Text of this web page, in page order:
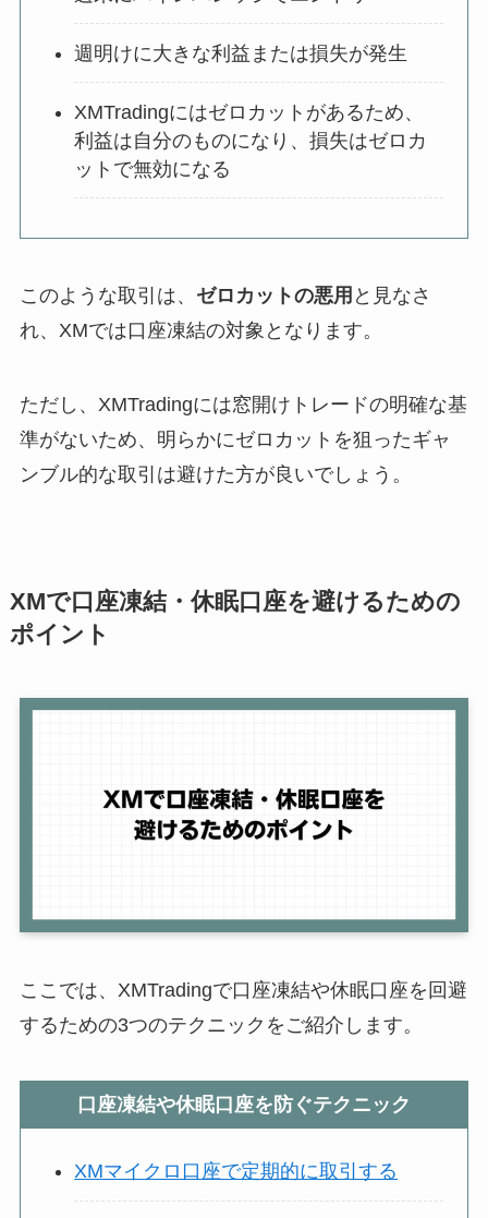
週明けに大きな利益または損失が発生
XMTradingにはゼロカットがあるため、
利益は自分のものになり、損失はゼロカ
ットで無効になる
このような取引は、 ゼロカットの悪用 と見なさ
れ、XMでは口座凍結の対象となります。
ただし、XMTradingには窓開けトレードの明確な基
準がないため、明らかにゼロカットを狙ったギャ
ンブル的な取引は避けた方が良いでしょう。
XMで口座凍結・休眠口座を避けるための
ポイント
ここでは、XMTradingで口座凍結や休眠口座を回避
するための3つのテクニックをご紹介します。
口座凍結や休眠口座を防ぐテクニック
XMマイクロ口座で定期的に取引する